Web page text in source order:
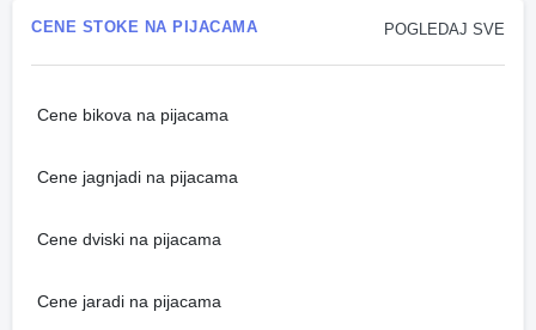
POGLEDAJ SVE
CENE STOKE NA PIJACAMA
Cene bikova na pijacama
Cene jagnjadi na pijacama
Cene dviski na pijacama
Cene jaradi na pijacama